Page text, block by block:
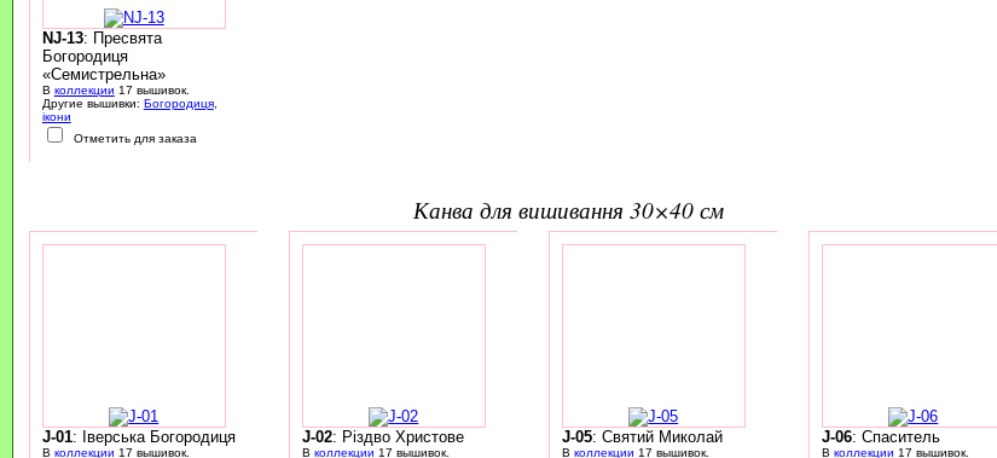
NJ-13: Пресвята
Богородиця
«Семистрельна»
В коллекции 17 вышивок.
Другие вышивки: Богородиця,
ікони
Отметить для заказа
канва для вишивання 30×40 см
J-01: Іверська Богородиця
В коллекции 17 вышивок.
J-02: Різдво Христове
В коллекции 17 вышивок.
J-05: Святий Миколай
В коллекции 17 вышивок.
J-06: Спаситель
В коллекции 17 вышивок.